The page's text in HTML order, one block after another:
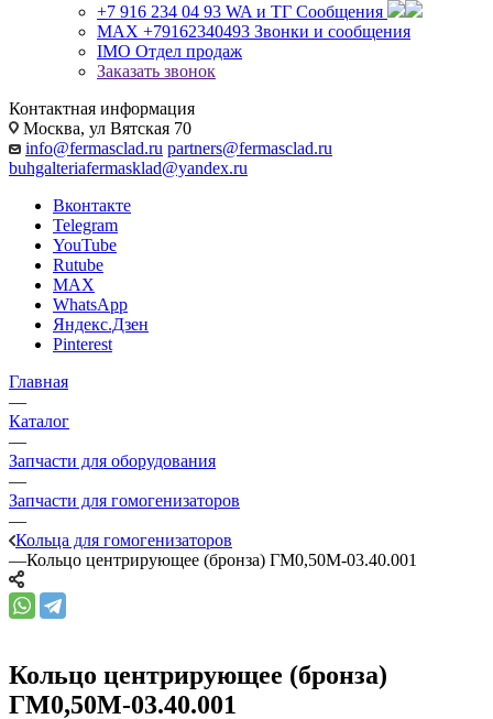
+7 916 234 04 93 WA и ТГ Сообщения
MAX +79162340493 Звонки и сообщения
IMO Отдел продаж
Заказать звонок
Контактная информация
Москва, ул Вятская 70
info@fermasclad.ru partners@fermasclad.ru
buhgalteriafermasklad@yandex.ru
Вконтакте
Telegram
YouTube
Rutube
MAX
WhatsApp
Яндекс.Дзен
Pinterest
Главная
—
Каталог
—
Запчасти для оборудования
—
Запчасти для гомогенизаторов
—
Кольца для гомогенизаторов
—Кольцо центрирующее (бронза) ГМ0,50М-03.40.001
Кольцо центрирующее (бронза)
ГМ0,50М-03.40.001